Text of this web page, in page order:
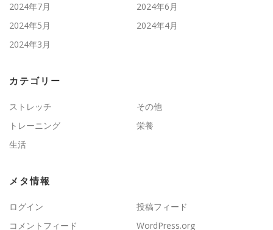
2024年7月
2024年6月
2024年5月
2024年4月
2024年3月
カテゴリー
ストレッチ
その他
トレーニング
栄養
生活
メタ情報
ログイン
投稿フィード
コメントフィード
WordPress.org